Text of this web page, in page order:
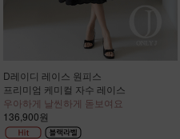
D레이디 레이스 원피스
프리미엄 케미컬 자수 레이스
우아하게 날씬하게 돋보여요
136,900원